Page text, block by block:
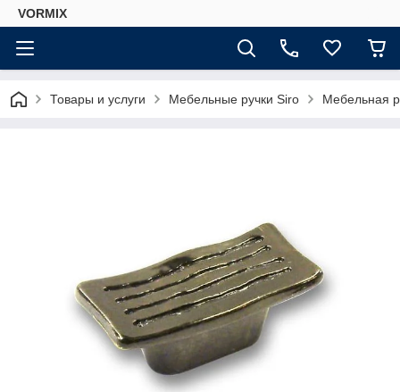
VORMIX
Товары и услуги Мебельные ручки Siro Мебельная